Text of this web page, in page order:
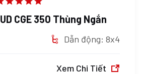
CGE 350 Thùng Ngắn
Dẫn động: 8x4
Xem Chi Tiết